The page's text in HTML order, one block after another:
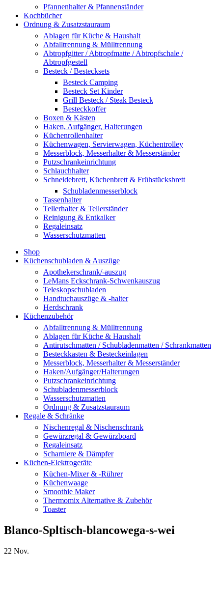
Pfannenhalter & Pfannenständer
Kochbücher
Ordnung & Zusatzstauraum
Ablagen für Küche & Haushalt
Abfalltrennung & Mülltrennung
Abtropfgitter / Abtropfmatte / Abtropfschale /
Abtropfgestell
Besteck / Bestecksets
Besteck Camping
Besteck Set Kinder
Grill Besteck / Steak Besteck
Besteckkoffer
Boxen & Kästen
Haken, Aufgänger, Halterungen
Küchenrollenhalter
Küchenwagen, Servierwagen, Küchentrolley
Messerblock, Messerhalter & Messerständer
Putzschrankeinrichtung
Schlauchhalter
Schneidebrett, Küchenbrett & Frühstücksbrett
Schubladenmesserblock
Tassenhalter
Tellerhalter & Tellerständer
Reinigung & Entkalker
Regaleinsatz
Wasserschutzmatten
Shop
Küchenschubladen & Auszüge
Apothekerschrank/-auszug
LeMans Eckschrank-Schwenkauszug
Teleskopschubladen
Handtuchauszüge & -halter
Herdschrank
Küchenzubehör
Abfalltrennung & Mülltrennung
Ablagen für Küche & Haushalt
Antirutschmatten / Schubladenmatten / Schrankmatten
Besteckkasten & Besteckeinlagen
Messerblock, Messerhalter & Messerständer
Haken/Aufgänger/Halterungen
Putzschrankeinrichtung
Schubladenmesserblock
Wasserschutzmatten
Ordnung & Zusatzstauraum
Regale & Schränke
Nischenregal & Nischenschrank
Gewürzregal & Gewürzboard
Regaleinsatz
Scharniere & Dämpfer
Küchen-Elektrogeräte
Küchen-Mixer & -Rührer
Küchenwaage
Smoothie Maker
Thermomix Alternative & Zubehör
Toaster
Blanco-Spltisch-blancowega-s-wei
22 Nov.